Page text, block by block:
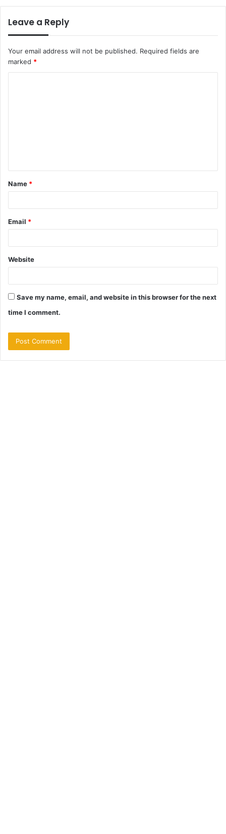
Leave a Reply
Your email address will not be published. Required fields are
marked *
t
*
Name *
Email *
Website
Save my name, email, and website in this browser for the next
time I comment.